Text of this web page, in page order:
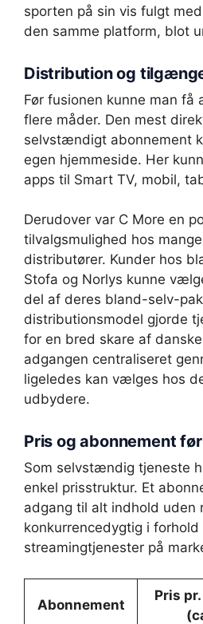
sporten på sin vis fulgt
den samme platform, blot
Distribution og
Før fusionen kunne man få
flere måder. Den mest
selvstændigt abonnement
egen hjemmeside. Her
apps til Smart TV, mobil,
Derudover var C More en
tilvalgsmulighed hos
distributører. Kunder hos
Stofa og Norlys kunne
del af deres bland-selv-
distributionsmodel gjorde
for en bred skare af
adgangen centraliseret
ligeledes kan vælges hos
udbydere.
Pris og abonnement
Som selvstændig tjeneste
enkel prisstruktur. Et
adgang til alt indhold uden
konkurrencedygtig i forhold
streamingtjenester på
Abonnement
Pris